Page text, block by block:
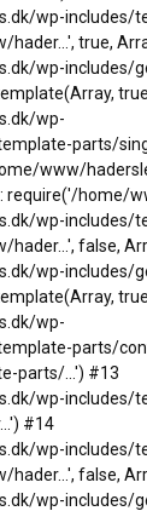
wp-includes/
true,
wp-includes/
wp-
parts/
www/
require('/home/
wp-includes/
false,
wp-includes/
wp-
parts/
parts/...') #13
wp-includes/
#14
wp-includes/
false,
wp-includes/